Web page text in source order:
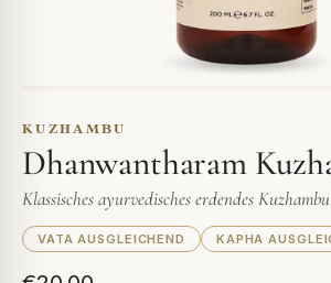
KUZHAMBU
Dhanwantharam
Klassisches ayurvedisches erdendes Kuzhambu
VATA AUSGLEICHEND KAPHA